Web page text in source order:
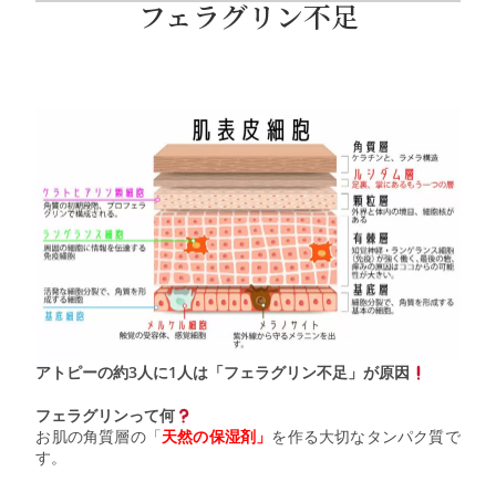
フェラグリン不足
アトピーの約3人に1人は「フェラグリン不足」が原因
フェラグリンって何
お肌の角質層の「天然の保湿剤」 を作る大切なタンパク質で
す。